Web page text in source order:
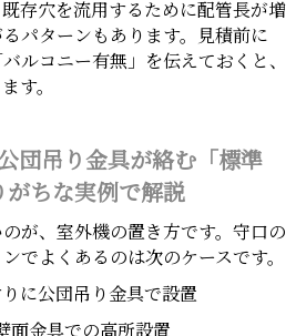
存穴を流用するために配管長が増
パターンもあります。見積前に
ルコニー有無」を伝えておくと、
す。
団吊り金具が絡む「標準
ちな実例で解説
が、室外機の置き方です。守口の
でよくあるのは次のケースです。
に公団吊り金具で設置
面金具での高所設置